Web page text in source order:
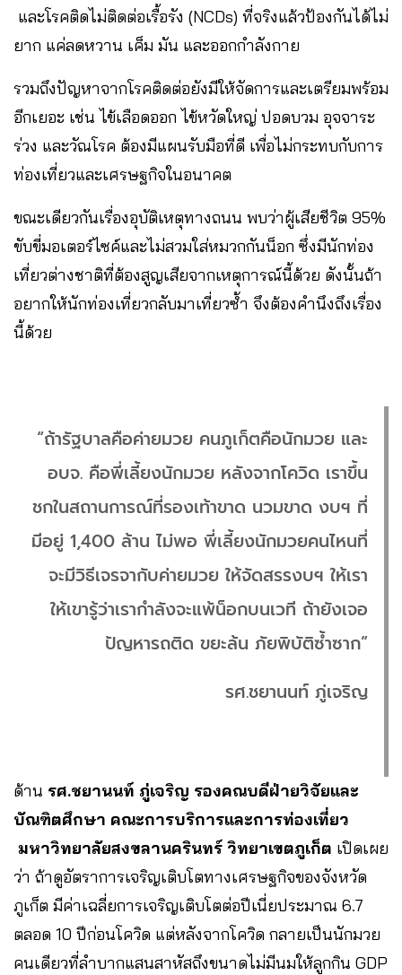
และโรคติดไม่ติดต่อเรื้อรัง (NCDs) ที่จริงแล้วป้องกันได้ไม่
ยาก แค่ลดหวาน เค็ม มัน และออกกำลังกาย
รวมถึงปัญหาจากโรคติดต่อยังมีให้จัดการและเตรียมพร้อม
อีกเยอะ เช่น ไข้เลือดออก ไข้หวัดใหญ่ ปอดบวม อุจจาระ
ร่วง และวัณโรค ต้องมีแผนรับมือที่ดี เพื่อไม่กระทบกับการ
ท่องเที่ยวและเศรษฐกิจในอนาคต
ขณะเดียวกันเรื่องอุบัติเหตุทางถนน พบว่าผู้เสียชีวิต 95%
ขับขี่มอเตอร์ไซค์และไม่สวมใส่หมวกกันน็อก ซึ่งมีนักท่อง
เที่ยวต่างชาติที่ต้องสูญเสียจากเหตุการณ์นี้ด้วย ดังนั้นถ้า
อยากให้นักท่องเที่ยวกลับมาเที่ยวซ้ำ จึงต้องคำนึงถึงเรื่อง
นี้ด้วย
“ถ้ารัฐบาลคือค่ายมวย คนภูเก็ตคือนักมวย และ
อบจ. คือพี่เลี้ยงนักมวย หลังจากโควิด เราขึ้น
ชกในสถานการณ์ที่รองเท้าขาด นวมขาด งบฯ ที่
มีอยู่ 1,400 ล้าน ไม่พอ พี่เลี้ยงนักมวยคนไหนที่
จะมีวิธีเจรจากับค่ายมวย ให้จัดสรรงบฯ ให้เรา
ให้เขารู้ว่าเรากำลังจะแพ้น็อกบนเวที ถ้ายังเจอ
ปัญหารถติด ขยะล้น ภัยพิบัติซ้ำซาก”
รศ.ชยานนท์ ภู่เจริญ
ด้าน รศ.ชยานนท์ ภู่เจริญ รองคณบดีฝ่ายวิจัยและ
บัณฑิตศึกษา คณะการบริการและการท่องเที่ยว
มหาวิทยาลัยสงขลานครินทร์ วิทยาเขตภูเก็ต เปิดเผย
ว่า ถ้าดูอัตราการเจริญเติบโตทางเศรษฐกิจของจังหวัด
ภูเก็ต มีค่าเฉลี่ยการเจริญเติบโตต่อปีเนี่ยประมาณ 6.7
ตลอด 10 ปีก่อนโควิด แต่หลังจากโควิด กลายเป็นนักมวย
คนเดียวที่ลำบากแสนสาหัสถึงขนาดไม่มีนมให้ลูกกิน GDP